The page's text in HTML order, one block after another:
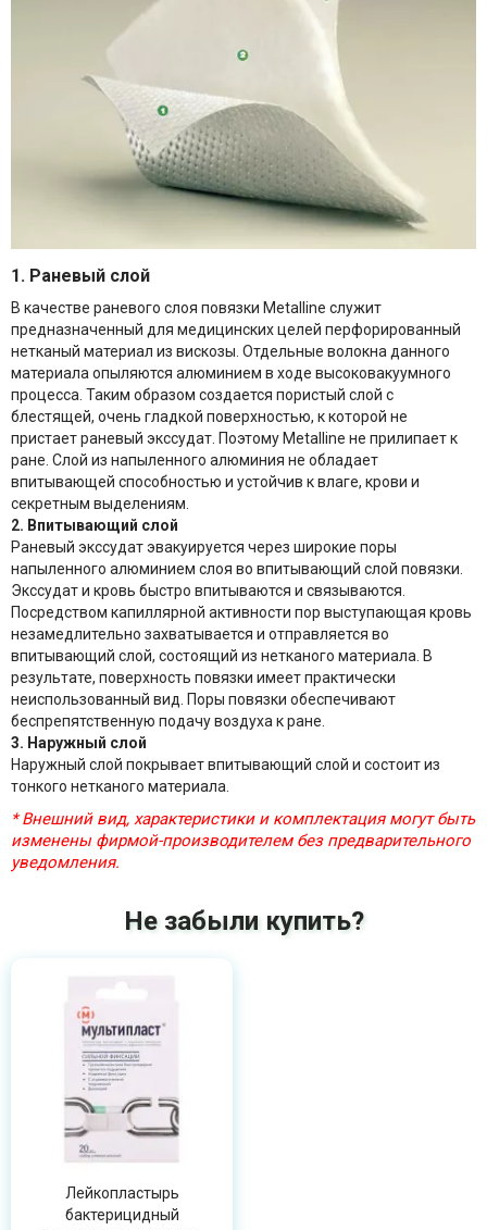
1. Раневый слой
В качестве раневого слоя повязки Metalline служит
предназначенный для медицинских целей перфорированный
нетканый материал из вискозы. Отдельные волокна данного
материала опыляются алюминием в ходе высоковакуумного
процесса. Таким образом создается пористый слой с
блестящей, очень гладкой поверхностью, к которой не
пристает раневый экссудат. Поэтому Metalline не прилипает к
ране. Слой из напыленного алюминия не обладает
впитывающей способностью и устойчив к влаге, крови и
секретным выделениям.
2. Впитывающий слой
Раневый экссудат эвакуируется через широкие поры
напыленного алюминием слоя во впитывающий слой повязки.
Экссудат и кровь быстро впитываются и связываются.
Посредством капиллярной активности пор выступающая кровь
незамедлительно захватывается и отправляется во
впитывающий слой, состоящий из нетканого материала. В
результате, поверхность повязки имеет практически
неиспользованный вид. Поры повязки обеспечивают
беспрепятственную подачу воздуха к ране.
3. Наружный слой
Наружный слой покрывает впитывающий слой и состоит из
тонкого нетканого материала.
* Внешний вид, характеристики и комплектация могут быть
изменены фирмой-производителем без предварительного
уведомления.
Не забыли купить?
Лейкопластырь
бактерицидный